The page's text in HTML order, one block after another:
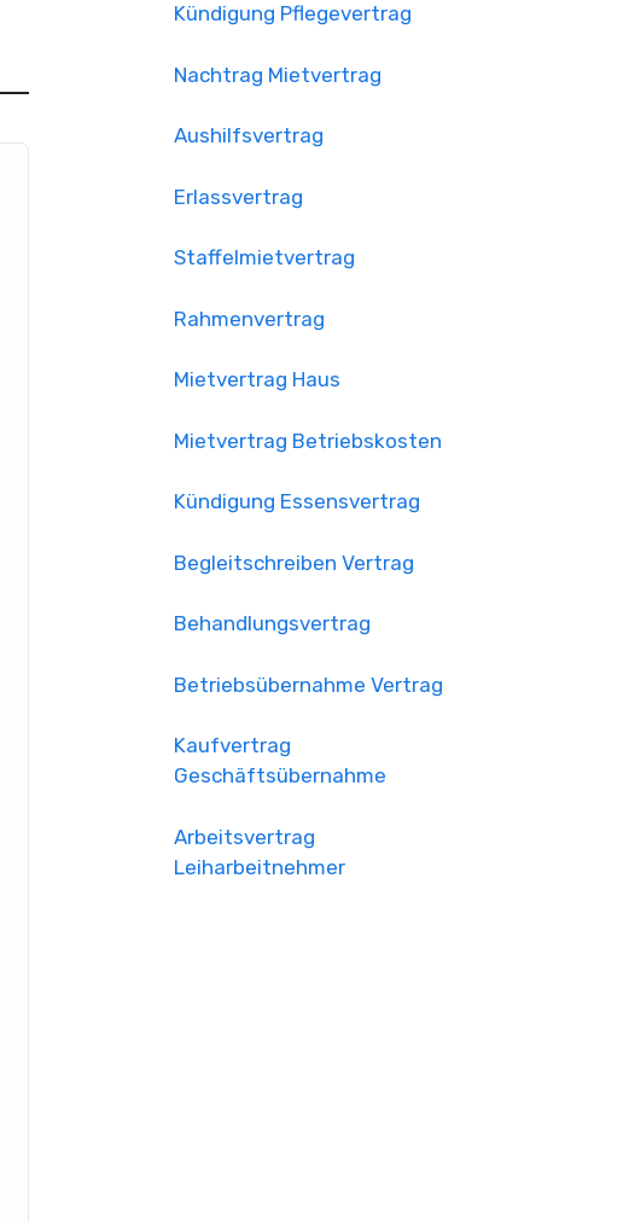
Kündigung Pflegevertrag
Nachtrag Mietvertrag
Aushilfsvertrag
Erlassvertrag
Staffelmietvertrag
Rahmenvertrag
Mietvertrag Haus
Mietvertrag Betriebskosten
Kündigung Essensvertrag
Begleitschreiben Vertrag
Behandlungsvertrag
Betriebsübernahme Vertrag
Kaufvertrag
Geschäftsübernahme
Arbeitsvertrag
Leiharbeitnehmer